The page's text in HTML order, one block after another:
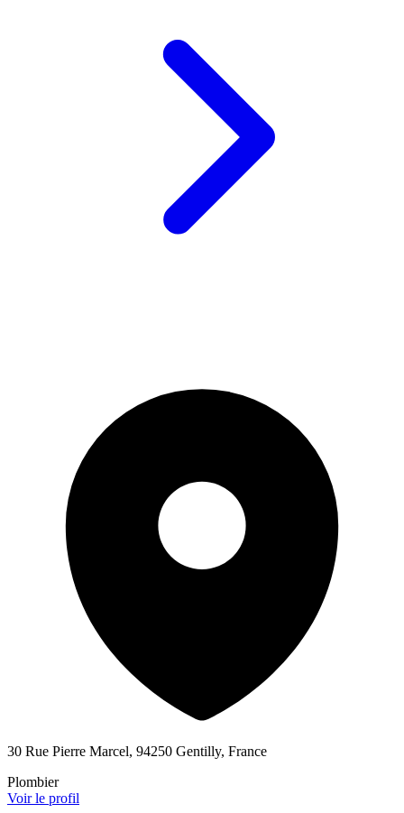
30 Rue Pierre Marcel, 94250 Gentilly, France
Plombier
Voir le profil